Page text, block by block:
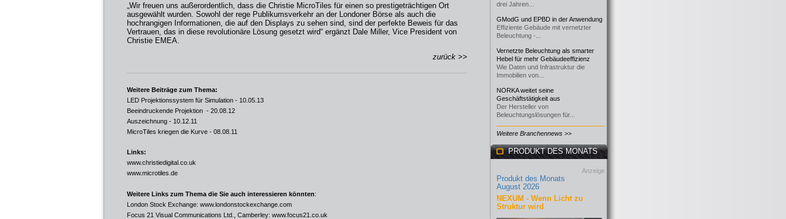
„Wir freuen uns außerordentlich, dass die Christie MicroTiles für einen so prestigeträchtigen Ort
ausgewählt wurden. Sowohl der rege Publikumsverkehr an der Londoner Börse als auch die
hochrangigen Informationen, die auf den Displays zu sehen sind, sind der perfekte Beweis für das
Vertrauen, das in diese revolutionäre Lösung gesetzt wird“ ergänzt Dale Miller, Vice President von
Christie EMEA.
zurück >>
Weitere Beiträge zum Thema:
LED Projektionssystem für Simulation - 10.05.13
Beeindruckende Projektion - 20.08.12
Auszeichnung - 10.12.11
MicroTiles kriegen die Kurve - 08.08.11
Links:
www.christiedigital.co.uk
www.microtiles.de
Weitere Links zum Thema die Sie auch interessieren könnten:
London Stock Exchange: www.londonstockexchange.com
Focus 21 Visual Communications Ltd., Camberley: www.focus21.co.uk
drei Jahren...
GModG und EPBD in der Anwendung
Effiziente Gebäude mit vernetzter
Beleuchtung -...
Vernetzte Beleuchtung als smarter
Hebel für mehr Gebäudeeffizienz
Wie Daten und Infrastruktur die
Immobilien von...
NORKA weitet seine
Geschäftstätigkeit aus
Der Hersteller von
Beleuchtungslösungen für...
Weitere Branchennews >>
PRODUKT DES MONATS
Anzeige
Produkt des Monats
August 2026
NEXUM - Wenn Licht zu
Struktur wird